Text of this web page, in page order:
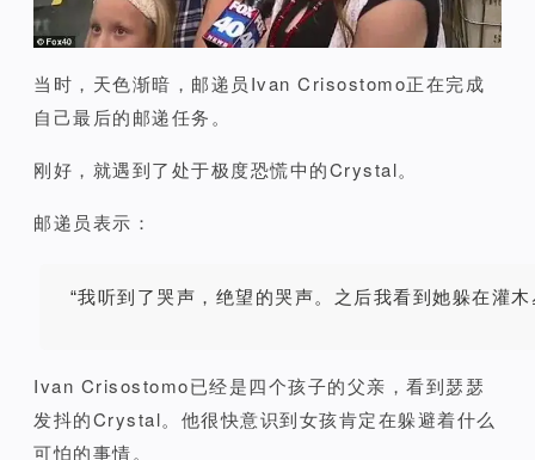
当时，天色渐暗， 邮递员Ivan Crisostomo正在完成
自己最后的邮递任务。
刚好，就遇到了处于极度恐慌中的Crystal。
邮递员表示：
“我听到了哭声，绝望的哭声。 之后我看到她躲在灌木
Ivan Crisostomo已经是四个孩子的父亲，看到瑟瑟
发抖的Crystal。 他很快意识到女孩肯定在躲避着什么
可怕的事情。